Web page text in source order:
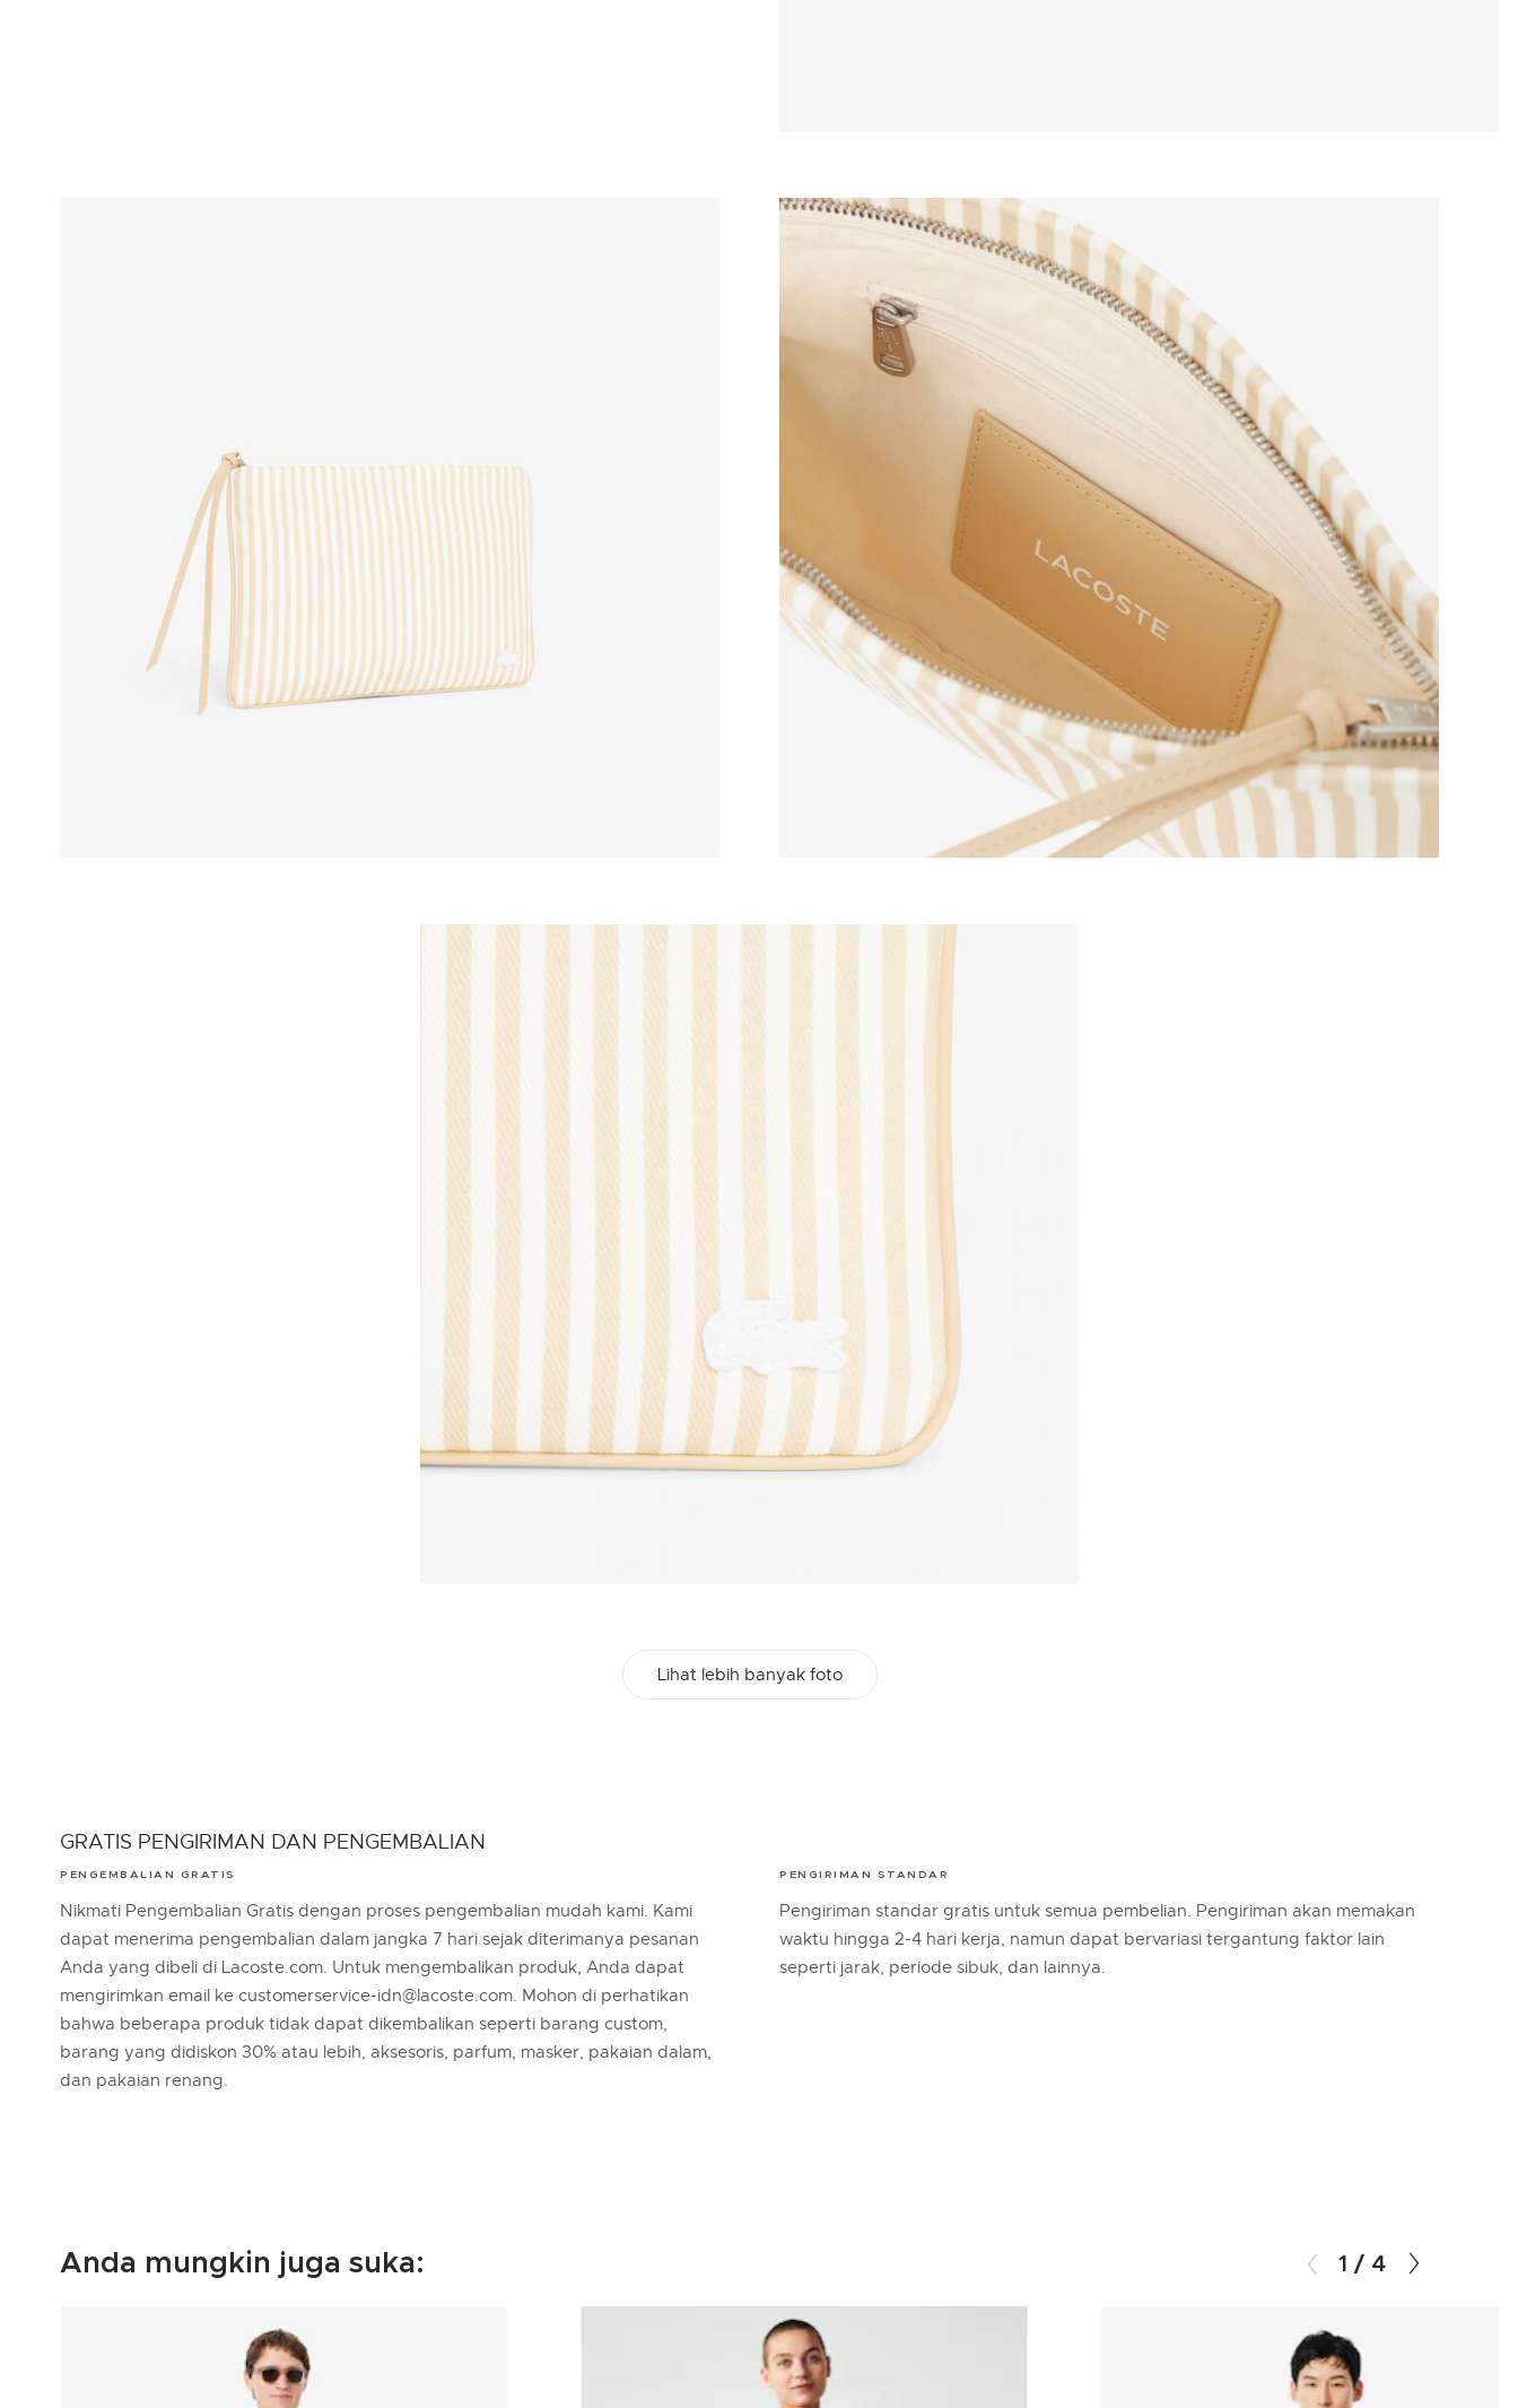
Lihat lebih banyak foto
GRATIS PENGIRIMAN DAN PENGEMBALIAN
PENGEMBALIAN GRATIS
Nikmati Pengembalian Gratis dengan proses pengembalian mudah kami. Kami
dapat menerima pengembalian dalam jangka 7 hari sejak diterimanya pesanan
Anda yang dibeli di Lacoste.com. Untuk mengembalikan produk, Anda dapat
mengirimkan email ke customerservice-idn@lacoste.com. Mohon di perhatikan
bahwa beberapa produk tidak dapat dikembalikan seperti barang custom,
barang yang didiskon 30% atau lebih, aksesoris, parfum, masker, pakaian dalam,
dan pakaian renang.
PENGIRIMAN STANDAR
Pengiriman standar gratis untuk semua pembelian. Pengiriman akan memakan
waktu hingga 2-4 hari kerja, namun dapat bervariasi tergantung faktor lain
seperti jarak, periode sibuk, dan lainnya.
Anda mungkin juga suka: 1 / 4